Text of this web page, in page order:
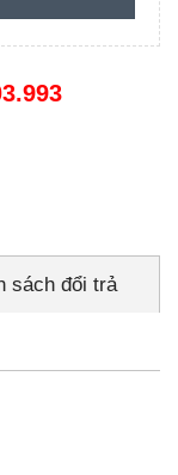
sách đổi trả